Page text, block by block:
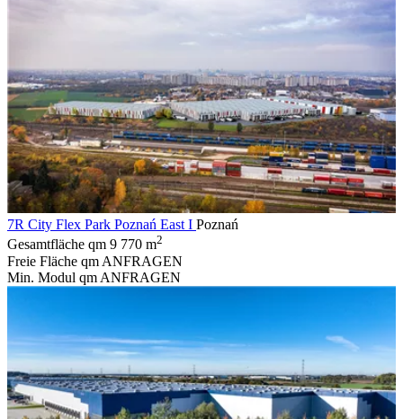
7R City Flex Park Poznań East I Poznań
Gesamtfläche qm 9 770 m2
Freie Fläche qm ANFRAGEN
Min. Modul qm ANFRAGEN